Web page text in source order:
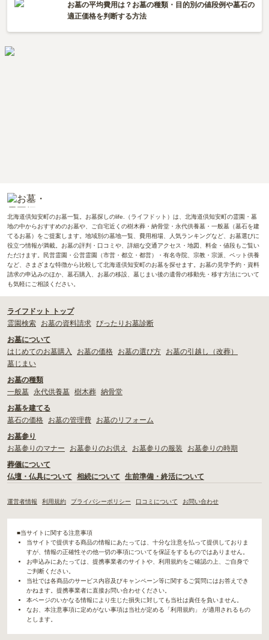
お墓の平均費用は？お墓の種類・目的別の値段例や墓石の
適正価格を判断する方法
北海道倶知安町のお墓一覧。お墓探しのlife.（ライフドット）は、北海道倶知安町の霊園・墓
地の中からおすすめのお墓や、ご自宅近くの樹木葬・納骨堂・永代供養墓・一般墓（墓石を建
てるお墓）をご提案します。地域別の墓地一覧、費用相場、人気ランキングなど、お墓選びに
役立つ情報が満載。お墓の評判・口コミや、詳細な交通アクセス・地図、料金・値段もご覧い
ただけます。民営霊園・公営霊園（市営・都立・都営）・有名寺院、宗教・宗派、ペット供養
など、さまざまな特徴から比較して北海道倶知安町のお墓を探せます。お墓の見学予約・資料
請求の申込みのほか、墓石購入、お墓の移設、墓じまい後の遺骨の移動先・移す方法について
も気軽にご相談ください。
ライフドット トップ
霊園検索
お墓の資料請求 ぴったりお墓診断
お墓について
はじめてのお墓購入
お墓の価格 お墓の選び方
お墓の引越し（改葬）
墓じまい
お墓の種類
一般墓
永代供養墓 樹木葬 納骨堂
お墓を建てる
墓石の価格
お墓の管理費
お墓のリフォーム
お墓参り
お墓参りのマナー
お墓参りのお供え お墓参りの服装
お墓参りの時期
葬儀について
仏壇・仏具について
相続について 生前準備・終活について
運営者情報 利用規約 プライバシーポリシー 口コミについて お問い合わせ
■当サイトに関する注意事項
当サイトで提供する商品の情報にあたっては、十分な注意を払って提供しておりま
すが、情報の正確性その他一切の事項についてを保証をするものではありません。
お申込みにあたっては、提携事業者のサイトや、利用規約をご確認の上、ご自身で
ご判断ください。
当社では各商品のサービス内容及びキャンペーン等に関するご質問にはお答えでき
かねます。提携事業者に直接お問い合わせください。
本ページのいかなる情報により生じた損失に対しても当社は責任を負いません。
なお、本注意事項に定めがない事項は当社が定める「利用規約」 が適用されるもの
とします。